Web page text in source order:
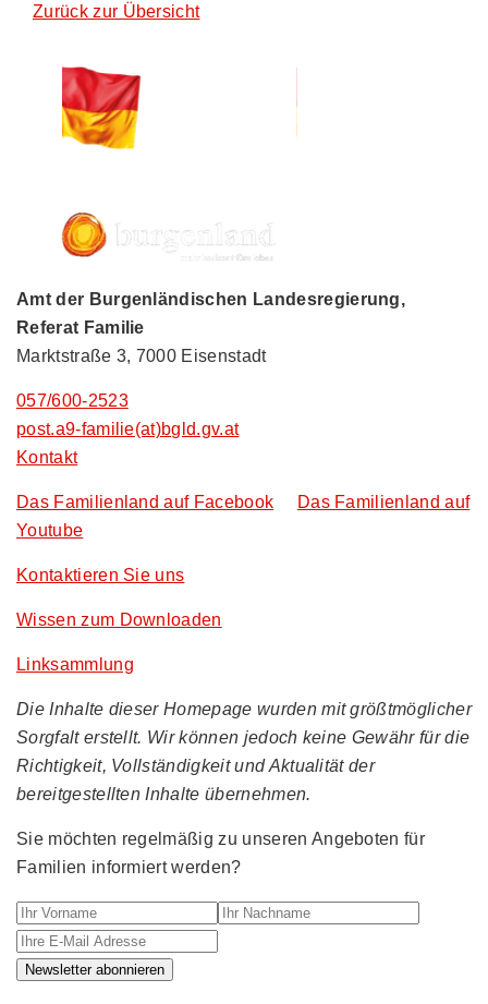
Zurück zur Übersicht
Amt der Burgenländischen Landesregierung,
Referat Familie
Marktstraße 3, 7000 Eisenstadt
057/600-2523
post.a9-familie(at)bgld.gv.at
Kontakt
Das Familienland auf Facebook
Das Familienland auf
Youtube
Kontaktieren Sie uns
Wissen zum Downloaden
Linksammlung
Die Inhalte dieser Homepage wurden mit größtmöglicher
Sorgfalt erstellt. Wir können jedoch keine Gewähr für die
Richtigkeit, Vollständigkeit und Aktualität der
bereitgestellten Inhalte übernehmen.
Sie möchten regelmäßig zu unseren Angeboten für
Familien informiert werden?
Ihr Vorname Ihr Nachname
Newsletter abonnieren